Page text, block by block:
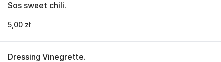
Sos sweet chili.
5,00 zł
Dressing Vinegrette.